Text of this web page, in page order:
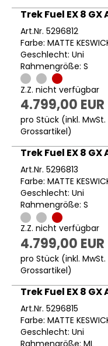
Trek Fuel EX 8
Art.Nr. 5296812
Farbe: MATTE
Geschlecht: Uni
Rahmengröße: S
Z.Z. nicht verfügbar
4.799,00 EUR
pro Stück (inkl. MwSt.
Grossartikel)
Trek Fuel EX 8
Art.Nr. 5296813
Farbe: MATTE
Geschlecht: Uni
Rahmengröße: S
Z.Z. nicht verfügbar
4.799,00 EUR
pro Stück (inkl. MwSt.
Grossartikel)
Trek Fuel EX 8
Art.Nr. 5296815
Farbe: MATTE
Geschlecht: Uni
Rahmengröße: ML